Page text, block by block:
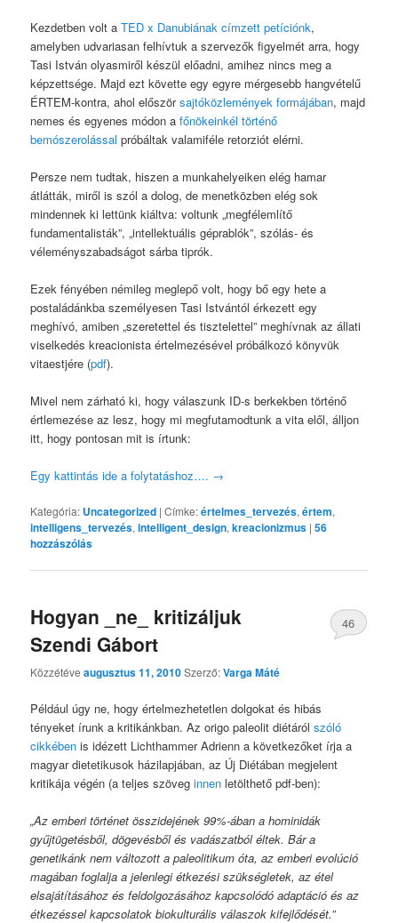
Kezdetben volt aTED x Danubiának címzett petíciónk,
amelyben udvariasan felhívtuk a szervezők figyelmét arra, hogy
Tasi István olyasmiről készül előadni, amihez nincs meg a
képzettsége. Majd ezt követte egy egyre mérgesebb hangvételű
ÉRTEM-kontra, ahol előszörsajtóközlemények formájában, majd
nemes és egyenes módon afőnökeinkél történő
bemószerolással próbáltak valamiféle retorziót elérni.
Persze nem tudtak, hiszen a munkahelyeiken elég hamar
átlátták, miről is szól a dolog, de menetközben elég sok
mindennek ki lettünk kiáltva: voltunk „megfélemlítő
fundamentalisták”, „intellektuális géprablók”, szólás- és
véleményszabadságot sárba tiprók.
Ezek fényében némileg meglepő volt, hogy bő egy hete a
postaládánkba személyesen Tasi Istvántól érkezett egy
meghívó, amiben „szeretettel és tisztelettel” meghívnak az állati
viselkedés kreacionista értelmezésével próbálkozó könyvük
vitaestjére (pdf).
Mivel nem zárható ki, hogy válaszunk ID-s berkekben történő
értlemezése az lesz, hogy mi megfutamodtunk a vita elől, álljon
itt, hogy pontosan mit is írtunk:
Egy kattintás ide a folytatáshoz…. →
Kategória: Uncategorized |Címke:értelmes_tervezés,értem,
intelligens_tervezés,intelligent_design,kreacionizmus |56
hozzászólás
Hogyan _ne_ kritizáljuk
Szendi Gábort
Közzétéveaugusztus 11, 2010Szerző:Varga Máté
46
Például úgy ne, hogy értelmezhetetlen dolgokat és hibás
tényeket írunk a kritikánkban. Az origo paleolit diétárólszóló
cikkében is idézett Lichthammer Adrienn a következőket írja a
magyar dietetikusok házilapjában, az Új Diétában megjelent
kritikája végén (a teljes szöveginnen letölthető pdf-ben):
„Az emberi történet összidejének 99%-ában a hominidák
gyűjtügetésből, dögevésből és vadászatból éltek. Bár a
genetikánk nem változott a paleolitikum óta, az emberi evolúció
magában foglalja a jelenlegi étkezési szükségletek, az étel
elsajátításához és feldolgozásához kapcsolódó adaptáció és az
étkezéssel kapcsolatok biokulturális válaszok kifejlődését.”